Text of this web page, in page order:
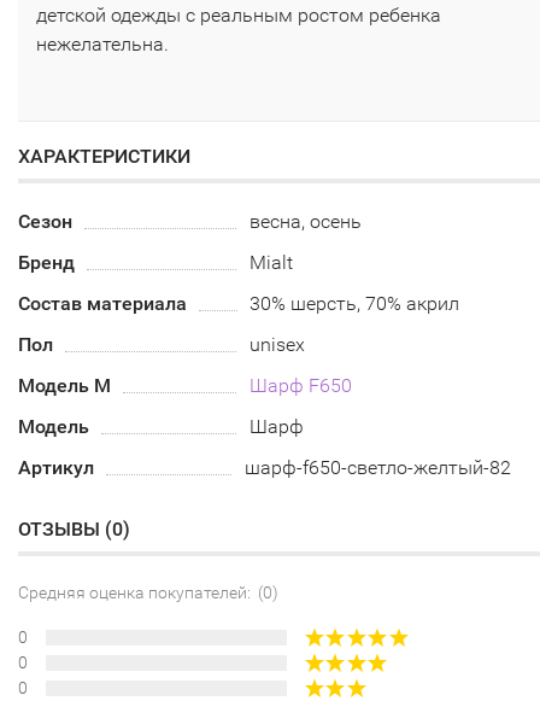
детской одежды с реальным ростом ребенка
нежелательна.
ХАРАКТЕРИСТИКИ
Сезон
весна, осень
Бренд
Mialt
Состав материала
30% шерсть, 70% акрил
Пол
unisex
Модель М
Шарф F650
Модель
Шарф
Артикул
шарф-f650-светло-желтый-82
ОТЗЫВЫ (0)
Средняя оценка покупателей: (0)
0
0
0